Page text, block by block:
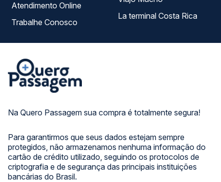
Na Quero Passagem sua compra é totalmente segura!
Para garantirmos que seus dados estejam sempre
protegidos, não armazenamos nenhuma informação do
cartão de crédito utilizado, seguindo os protocolos de
criptografia e de segurança das principais instituições
bancárias do Brasil.
Atendimento Online
Trabalhe Conosco
La terminal Costa Rica